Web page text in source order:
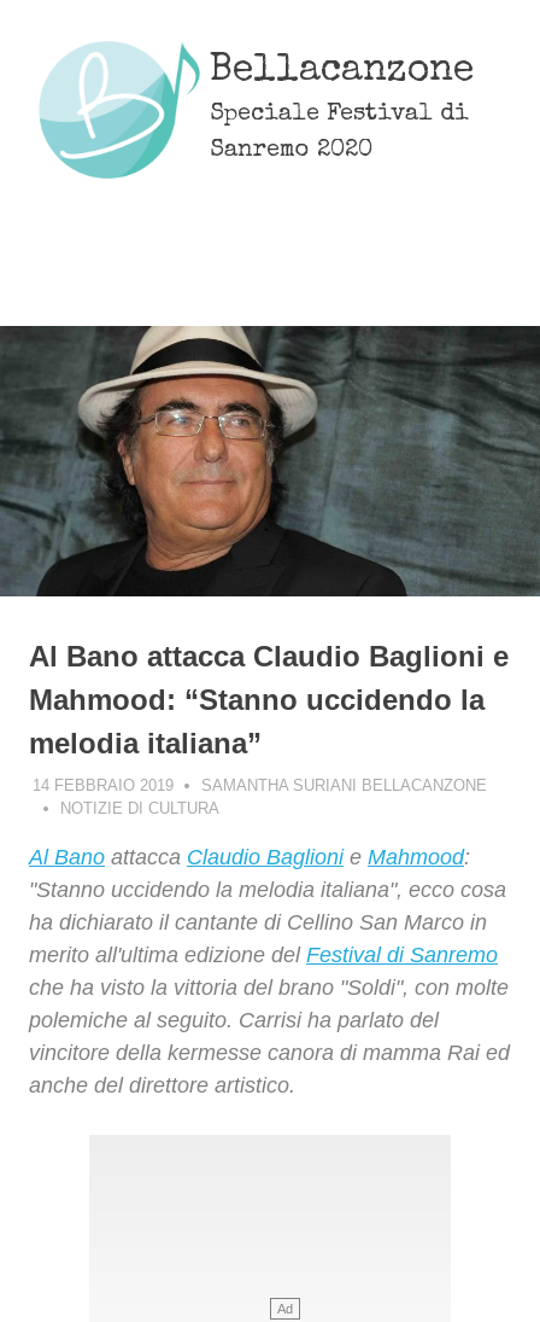
content
Bellacanzone
Speciale Festival di
Sanremo 2020
Al Bano attacca Claudio Baglioni e
Mahmood: “Stanno uccidendo la
melodia italiana”
14 FEBBRAIO 2019
SAMANTHA SURIANI BELLACANZONE
NOTIZIE DI CULTURA
Al Bano attacca Claudio Baglionie Mahmood:
"Stanno uccidendo la melodia italiana", ecco cosa
ha dichiarato il cantante di Cellino San Marco in
merito all'ultima edizione del Festival di Sanremo
che ha visto la vittoria del brano "Soldi", con molte
polemiche al seguito. Carrisi ha parlato del
vincitore della kermesse canora di mamma Rai ed
anche del direttore artistico.